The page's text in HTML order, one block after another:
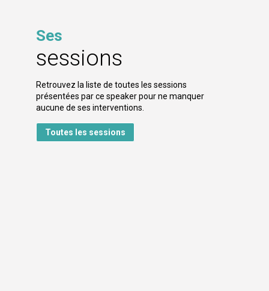
Ses
sessions
Retrouvez la liste de toutes les sessions
présentées par ce speaker pour ne manquer
aucune de ses interventions.
Toutes les sessions